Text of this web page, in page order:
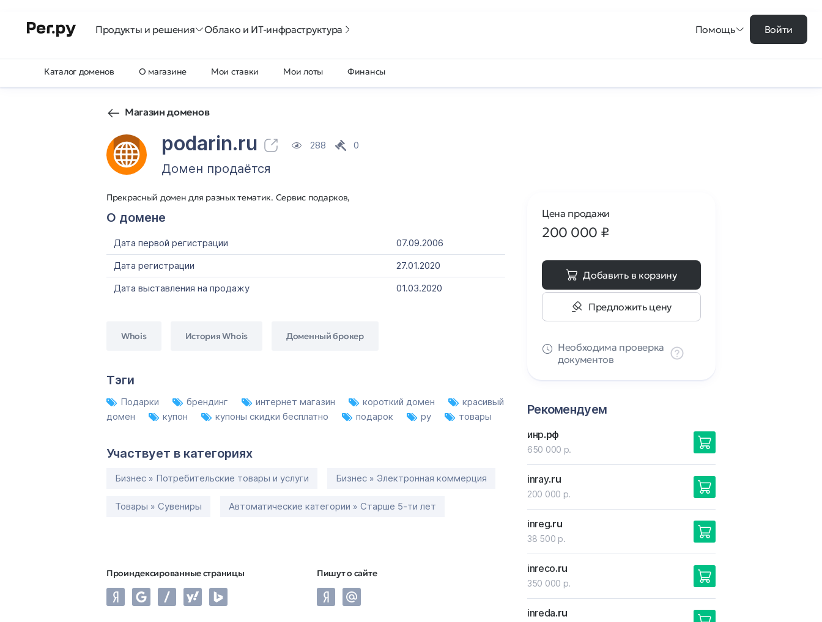
Продукты и решения Облако и ИТ-инфраструктура Помощь Войти
Каталог доменов О магазине Мои ставки Мои лоты Финансы
Магазин доменов
podarin.ru 288 0
Домен продаётся
Прекрасный домен для разных тематик. Сервис подарков,
О домене
Дата первой регистрации
07.09.2006
Дата регистрации
27.01.2020
Дата выставления на продажу
01.03.2020
Whois История Whois Доменный брокер
Тэги
Подарки брендинг интернет магазин короткий домен
красивый
домен
купон купоны скидки бесплатно подарок ру товары
Участвует в категориях
Бизнес » Потребительские товары и услуги Бизнес » Электронная коммерция
Товары » Сувениры Автоматические категории » Старше 5-ти лет
Проиндексированные страницы Пишут о сайте
Цена продажи
200 000 ₽
Добавить в корзину
Предложить цену
Необходима проверка
документов
Рекомендуем
инр.рф
650 000 р.
inray.ru
200 000 р.
inreg.ru
38 500 р.
inreco.ru
350 000 р.
inreda.ru